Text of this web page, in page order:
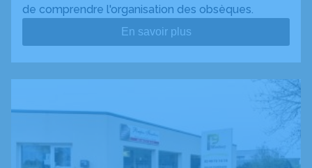
de comprendre l'organisation des obsèques.
En savoir plus